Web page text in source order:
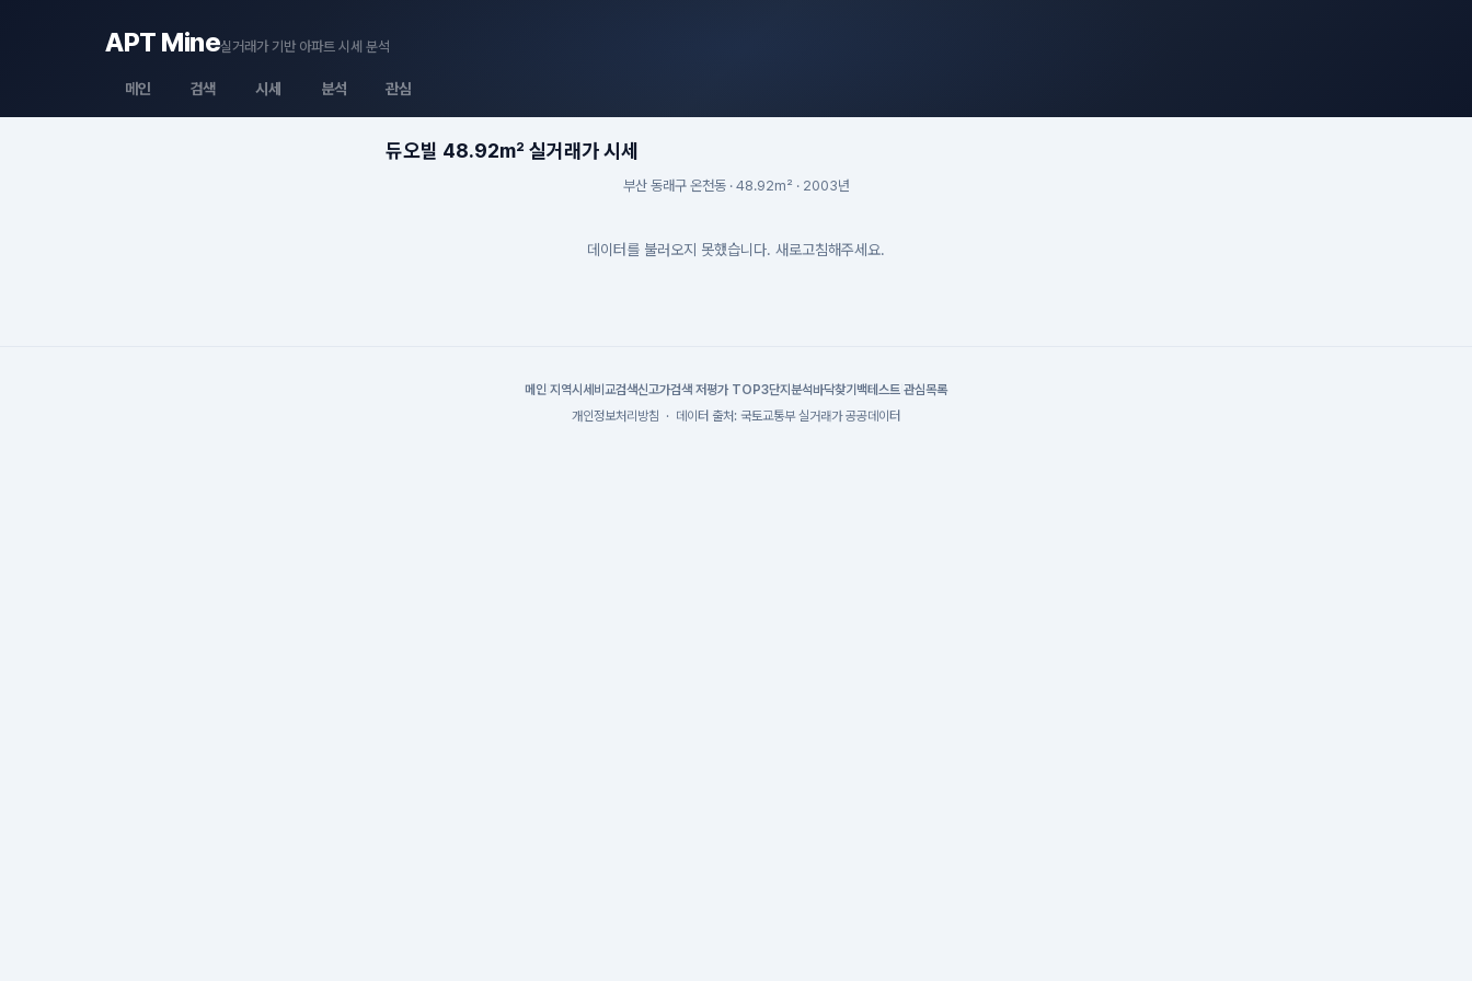
APT Mine실거래가 기반 아파트 시세 분석
메인 검색 시세 분석 관심
듀오빌 48.92m² 실거래가 시세
부산 동래구 온천동 · 48.92m² · 2003년
데이터를 불러오지 못했습니다. 새로고침해주세요.
메인 지역시세 비교검색신고가검색 저평가 TOP3단지분석 바닥찾기 백테스트 관심목록
개인정보처리방침 · 데이터 출처: 국토교통부 실거래가 공공데이터